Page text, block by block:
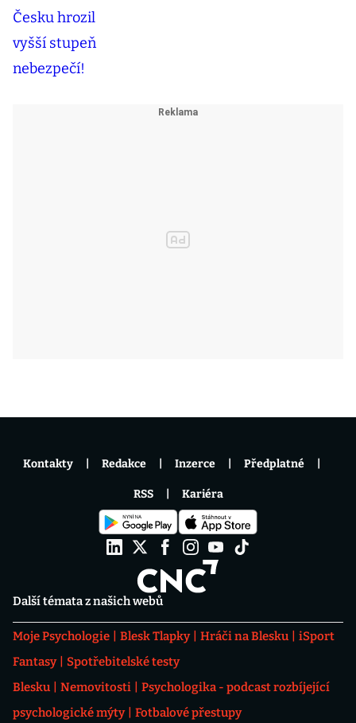
Další témata z našich webů
Moje Psychologie Blesk Tlapky Hráči na Blesku
iSport
Fantasy
Spotřebitelské testy
Blesku
Nemovitosti
Psychologika - podcast rozbíjející
psychologické mýty
Fotbalové přestupy
Kontakty Redakce Inzerce Předplatné
RSS Kariéra